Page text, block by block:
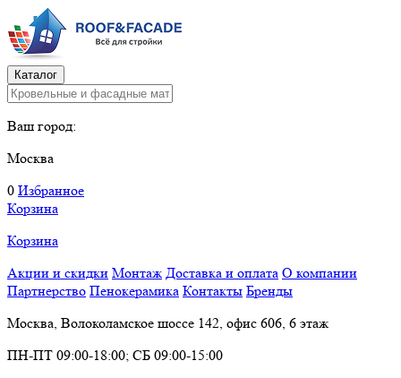
Каталог
Ваш город:
Москва
0 Избранное
Корзина
Корзина
Акции и скидки Монтаж Доставка и оплата О компании
Партнерство Пенокерамика Контакты Бренды
Москва, Волоколамское шоссе 142, офис 606, 6 этаж
ПН-ПТ 09:00-18:00; СБ 09:00-15:00